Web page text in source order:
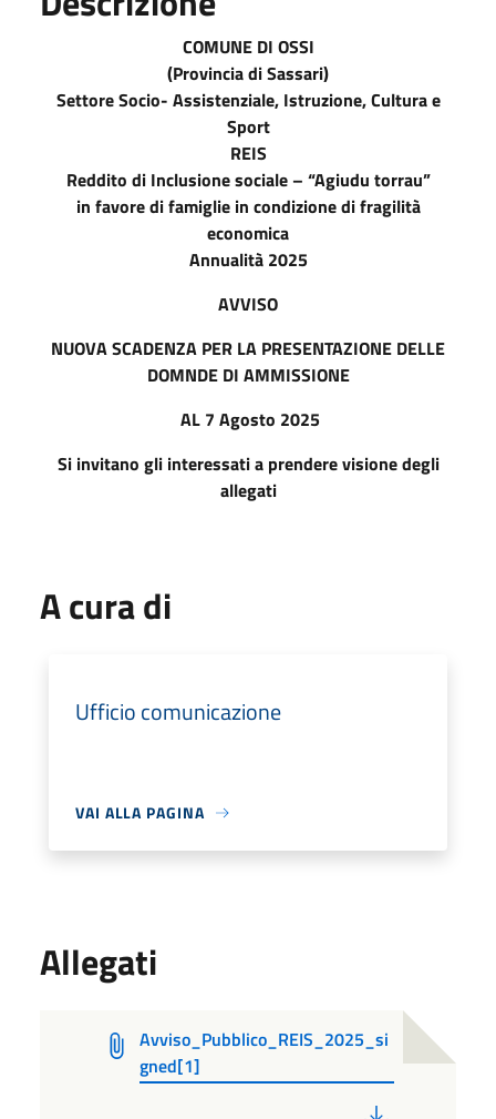
COMUNE DI OSSI
(Provincia di Sassari)
Settore Socio- Assistenziale, Istruzione, Cultura e
Sport
REIS
Reddito di Inclusione sociale – “Agiudu torrau”
in favore di famiglie in condizione di fragilità
economica
Annualità 2025
AVVISO
NUOVA SCADENZA PER LA PRESENTAZIONE DELLE
DOMNDE DI AMMISSIONE
AL 7 Agosto 2025
Si invitano gli interessati a prendere visione degli
allegati
A cura di
Ufficio comunicazione
VAI ALLA PAGINA
Allegati
Avviso_Pubblico_REIS_2025_si
gned[1]